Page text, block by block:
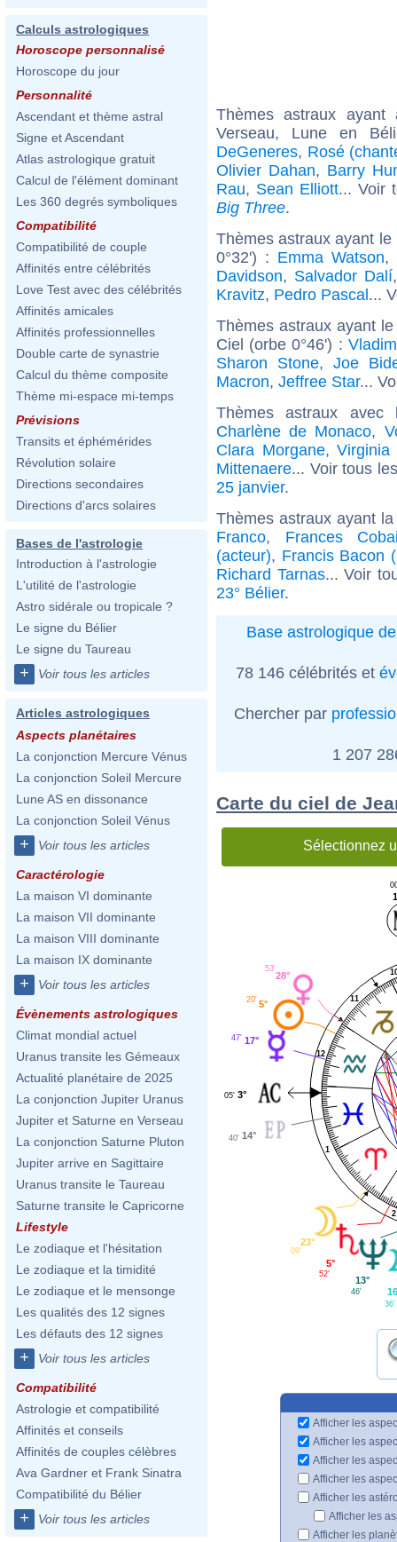
Calculs astrologiques
Horoscope personnalisé
Horoscope du jour
Personnalité
Ascendant et thème astral
Signe et Ascendant
Atlas astrologique gratuit
Calcul de l'élément dominant
Les 360 degrés symboliques
Compatibilité
Compatibilité de couple
Affinités entre célébrités
Love Test avec des célébrités
Affinités amicales
Affinités professionnelles
Double carte de synastrie
Calcul du thème composite
Thème mi-espace mi-temps
Prévisions
Transits et éphémérides
Révolution solaire
Directions secondaires
Directions d'arcs solaires
Bases de l'astrologie
Introduction à l'astrologie
L'utilité de l'astrologie
Astro sidérale ou tropicale ?
Le signe du Bélier
Le signe du Taureau
+ Voir tous les articles
Articles astrologiques
Aspects planétaires
La conjonction Mercure Vénus
La conjonction Soleil Mercure
Lune AS en dissonance
La conjonction Soleil Vénus
+ Voir tous les articles
Caractérologie
La maison VI dominante
La maison VII dominante
La maison VIII dominante
La maison IX dominante
+ Voir tous les articles
Évènements astrologiques
Climat mondial actuel
Uranus transite les Gémeaux
Actualité planétaire de 2025
La conjonction Jupiter Uranus
Jupiter et Saturne en Verseau
La conjonction Saturne Pluton
Jupiter arrive en Sagittaire
Uranus transite le Taureau
Saturne transite le Capricorne
Lifestyle
Le zodiaque et l'hésitation
Le zodiaque et la timidité
Le zodiaque et le mensonge
Les qualités des 12 signes
Les défauts des 12 signes
+ Voir tous les articles
Compatibilité
Astrologie et compatibilité
Affinités et conseils
Affinités de couples célèbres
Ava Gardner et Frank Sinatra
Compatibilité du Bélier
+ Voir tous les articles
Thèmes astraux
Verseau, Lune en
DeGeneres, Rosé
Olivier Dahan, Barry
Rau, Sean Elliott... Voir
Big Three.
Thèmes astraux ayant
0°32') : Emma Watson,
Davidson, Salvador Dalí
Kravitz, Pedro Pascal...
Thèmes astraux ayant
Ciel (orbe 0°46') :
Sharon Stone, Joe
Macron, Jeffree Star...
Thèmes astraux
Charlène de Monaco,
Clara Morgane, Virginia
Mittenaere... Voir tous
25 janvier.
Thèmes astraux ayant
Franco, Frances
(acteur), Francis Bacon
Richard Tarnas... Voir
23° Bélier.
Base astrologique
78 146 célébrités et
Chercher par
1 207
Carte du ciel de
Sélectionnez
1
2
11
12
28°
53'
5°
20'
17°
47'
3°
05'
14°
40'
23°
09'
5°
52'
13°
46'
36'
Afficher les
Afficher les
Afficher les
Afficher les
Afficher les
Afficher les
Afficher les